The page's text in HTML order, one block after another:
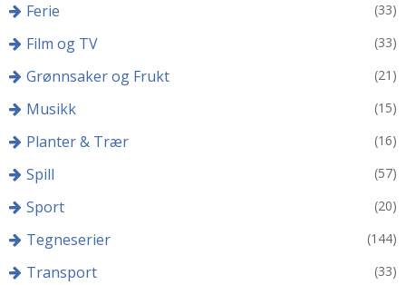
Ferie (33)
Film og TV (33)
Grønnsaker og Frukt (21)
Musikk (15)
Planter & Trær (16)
Spill (57)
Sport (20)
Tegneserier (144)
Transport (33)